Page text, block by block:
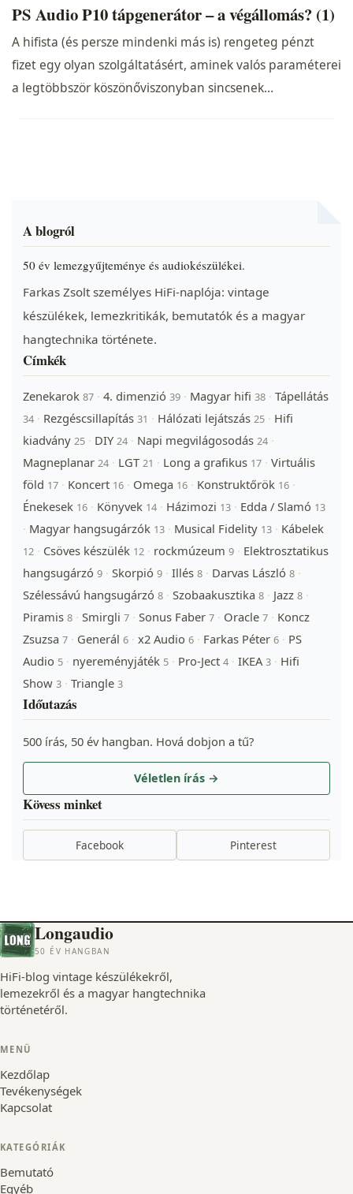
PS Audio P10 tápgenerátor – a végállomás? (1)
A hifista (és persze mindenki más is) rengeteg pénzt
fizet egy olyan szolgáltatásért, aminek valós paraméterei
a legtöbbször köszönőviszonyban sincsenek…
A blogról
50 év lemezgyűjteménye és audiokészülékei.
Farkas Zsolt személyes HiFi-naplója: vintage
készülékek, lemezkritikák, bemutatók és a magyar
hangtechnika története.
Címkék
Zenekarok 87 · 4. dimenzió 39 · Magyar hifi 38 · Tápellátás
34 · Rezgéscsillapítás 31 · Hálózati lejátszás 25 · Hifi
kiadvány 25 · DIY 24 · Napi megvilágosodás 24 ·
Magneplanar 24 · LGT 21 · Long a grafikus 17 · Virtuális
föld 17 · Koncert 16 · Omega 16 · Konstruktőrök 16 ·
Énekesek 16 · Könyvek 14 · Házimozi 13 · Edda / Slamó 13
· Magyar hangsugárzók 13 · Musical Fidelity 13 · Kábelek
12 · Csöves készülék 12 · rockmúzeum 9 · Elektrosztatikus
hangsugárzó 9 · Skorpió 9 · Illés 8 · Darvas László 8 ·
Szélessávú hangsugárzó 8 · Szobaakusztika 8 · Jazz 8 ·
Piramis 8 · Smirgli 7 · Sonus Faber 7 · Oracle 7 · Koncz
Zsuzsa 7 · Generál 6 · x2 Audio 6 · Farkas Péter 6 · PS
Audio 5 · nyereményjáték 5 · Pro-Ject 4 · IKEA3 · Hifi
Show 3 · Triangle 3
Időutazás
500 írás, 50 év hangban. Hová dobjon a tű?
Véletlen írás →
Kövess minket
Facebook Pinterest
Longaudio
50 ÉV HANGBAN
HiFi-blog vintage készülékekről,
lemezekről és a magyar hangtechnika
történetéről.
MENÜ
Kezdőlap
Tevékenységek
Kapcsolat
KATEGÓRIÁK
Bemutató
Egyéb